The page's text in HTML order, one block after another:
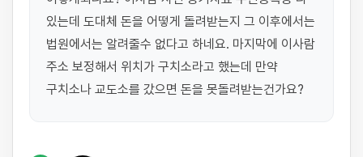
있는데 도대체 돈을 어떻게 돌려받는지 그 이후에서는
법원에서는 알려줄수 없다고 하네요. 마지막에 이사람
주소 보정해서 위치가 구치소라고 했는데 만약
구치소나 교도소를 갔으면 돈을 못돌려받는건가요?